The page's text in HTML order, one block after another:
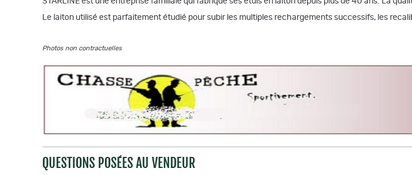
Le laiton utilisé est parfaitement étudié pour subir les multiples rechargements successifs, les
Photos non contractuelles
QUESTIONS POSÉES AU VENDEUR